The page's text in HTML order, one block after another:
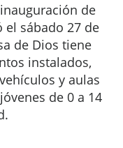
de
el sábado 27 de
de Dios tiene
instalados,
y aulas
de 0 a 14